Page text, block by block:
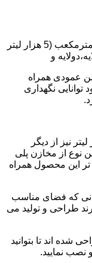
حجم مخزن پلی اتیلن را میتوان بین 5 تا 126 مترمکعب (5 هزار لیتر
عمودی همراه
نگهداری
اتیلن مکعبی تا حجم 30 هزار لیتر نیز از دیگر
نوع از مخازن پلی
تر این محصول همراه
که فضای مناسب
طراحی و تولید می
شده اند تا بتوانید
نصب نمایید.